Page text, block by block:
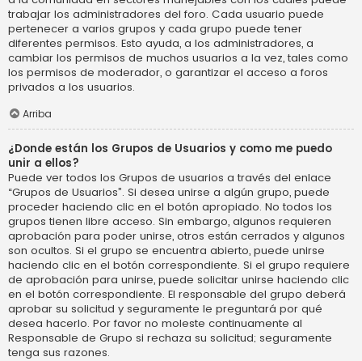
trabajar los administradores del foro. Cada usuario puede
pertenecer a varios grupos y cada grupo puede tener
diferentes permisos. Esto ayuda, a los administradores, a
cambiar los permisos de muchos usuarios a la vez, tales como
los permisos de moderador, o garantizar el acceso a foros
privados a los usuarios.
Arriba
¿Donde están los Grupos de Usuarios y como me puedo
unir a ellos?
Puede ver todos los Grupos de usuarios a través del enlace
“Grupos de Usuarios”. Si desea unirse a algún grupo, puede
proceder haciendo clic en el botón apropiado. No todos los
grupos tienen libre acceso. Sin embargo, algunos requieren
aprobación para poder unirse, otros están cerrados y algunos
son ocultos. Si el grupo se encuentra abierto, puede unirse
haciendo clic en el botón correspondiente. Si el grupo requiere
de aprobación para unirse, puede solicitar unirse haciendo clic
en el botón correspondiente. El responsable del grupo deberá
aprobar su solicitud y seguramente le preguntará por qué
desea hacerlo. Por favor no moleste continuamente al
Responsable de Grupo si rechaza su solicitud; seguramente
tenga sus razones.